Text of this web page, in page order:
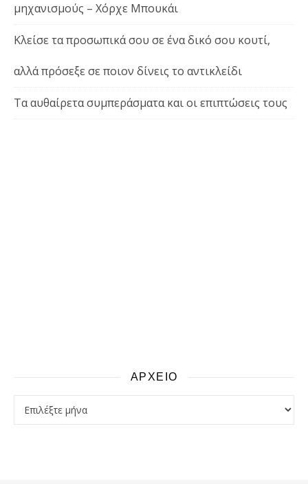
μηχανισμούς – Χόρχε Μπουκάι
Κλείσε τα προσωπικά σου σε ένα δικό σου κουτί,
αλλά πρόσεξε σε ποιον δίνεις το αντικλείδι
Τα αυθαίρετα συμπεράσματα και οι επιπτώσεις τους
ΑΡΧΕΙΟ